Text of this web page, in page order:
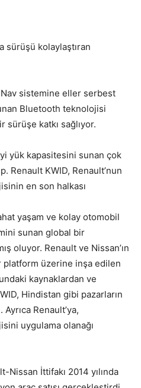
sürüşü kolaylaştıran
Nav sistemine eller serbest
Bluetooth teknolojisi
sürüşe katkı sağlıyor.
iyi yük kapasitesini sunan çok
Renault KWID, Renault’nun
en son halkası
yaşam ve kolay otomobil
sunan global bir
oluyor. Renault ve Nissan’ın
platform üzerine inşa edilen
kaynaklardan ve
Hindistan gibi pazarların
Renault’ya,
uygulama olanağı
Nissan İttifakı 2014 yılında